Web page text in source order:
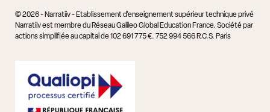
© 2026 - Narratiiv - Etablissement d'enseignement supérieur technique privé
Narratiiv est membre du Réseau Galileo Global Education France. Société par
actions simplifiée au capital de 102 691 775 €. 752 994 566 R.C.S. Paris